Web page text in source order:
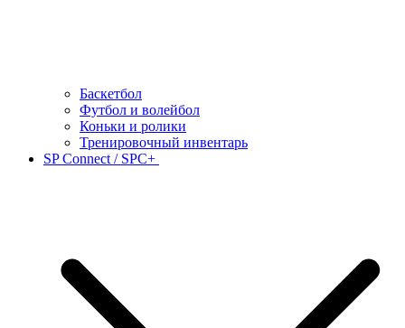
Баскетбол
Футбол и волейбол
Коньки и ролики
Тренировочный инвентарь
SP Connect / SPC+